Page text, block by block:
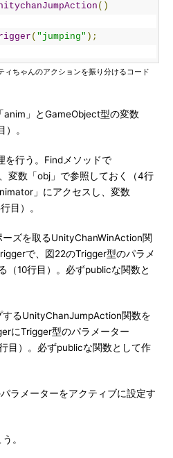
()
( "jumping" );
ちゃんのアクションを振り分けるコード
」とGameObject型の変数
）。
行う。Findメソッドで
変数「obj」で参照しておく（4行
」にアクセスし、変数
目）。
ズを取るUnityChanWinAction関
で、図22のTrigger型のパラメ
（10行目）。必ずpublicな関数と
るUnityChanJumpAction関数を
にTrigger型のパラメーター
目）。必ずpublicな関数として作
ラメーターをアクティブに設定す
。